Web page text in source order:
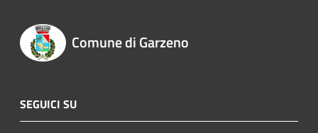
Comune di Garzeno
SEGUICI SU